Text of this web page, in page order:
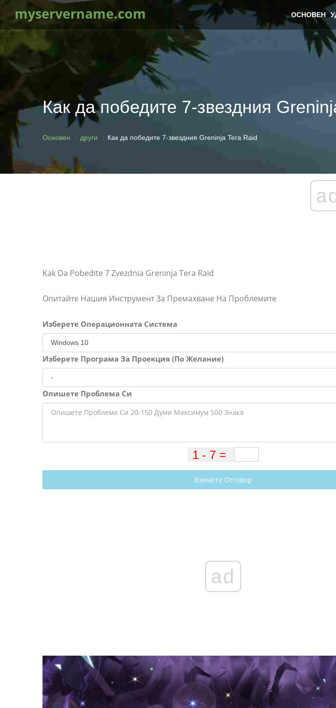
myservername.com ОСНОВЕН
Как да победите 7-звездния
Основен други Как да победите 7-звездния Greninja Tera Raid
Kak Da Pobedite 7 Zvezdnia Greninja Tera Raid
Опитайте Нашия Инструмент За Премахване На Проблемите
Изберете Операционната Система
Изберете Програма За Проекция (По Желание)
Опишете Проблема Си
Вземете Отговор
ad